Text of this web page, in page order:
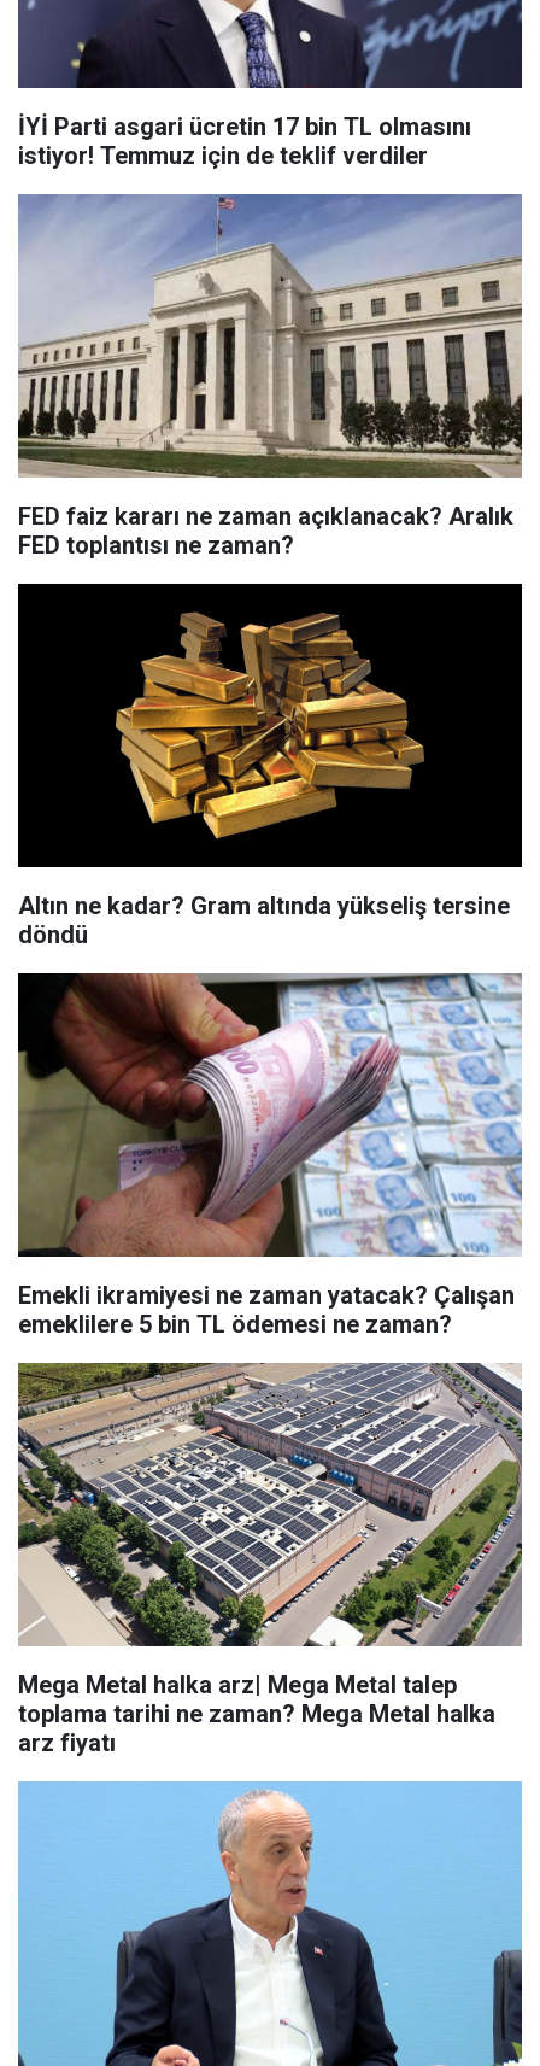
İYİ Parti asgari ücretin 17 bin TL olmasını
istiyor! Temmuz için de teklif verdiler
FED faiz kararı ne zaman açıklanacak? Aralık
FED toplantısı ne zaman?
Altın ne kadar? Gram altında yükseliş tersine
döndü
Emekli ikramiyesi ne zaman yatacak? Çalışan
emeklilere 5 bin TL ödemesi ne zaman?
Mega Metal halka arz| Mega Metal talep
toplama tarihi ne zaman? Mega Metal halka
arz fiyatı